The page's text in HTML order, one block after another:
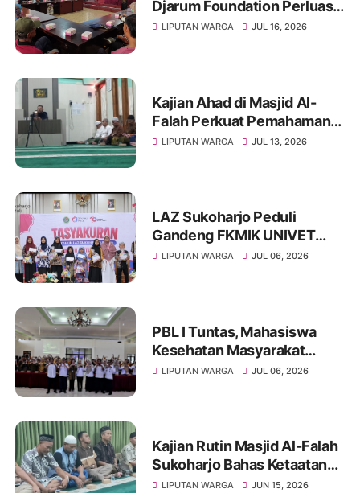
Djarum Foundation Perluas
Akses Sanitasi Layak di
LIPUTAN WARGA JUL 16, 2026
Kajian Ahad di Masjid Al-
Falah Perkuat Pemahaman
Sunnah dan Tingkatkan
LIPUTAN WARGA JUL 13, 2026
LAZ Sukoharjo Peduli
Gandeng FKMIK UNIVET
BANTARA Santuni Anak
LIPUTAN WARGA JUL 06, 2026
PBL I Tuntas, Mahasiswa
Kesehatan Masyarakat
UNIVET BANTARA Siap
LIPUTAN WARGA JUL 06, 2026
Kajian Rutin Masjid Al-Falah
Sukoharjo Bahas Ketaatan
kepada Rasul sebagai Wujud
LIPUTAN WARGA JUN 15, 2026